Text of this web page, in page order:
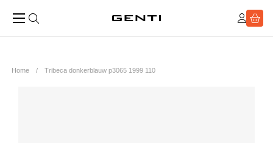
Home Tribeca donkerblauw p3065 1999 110